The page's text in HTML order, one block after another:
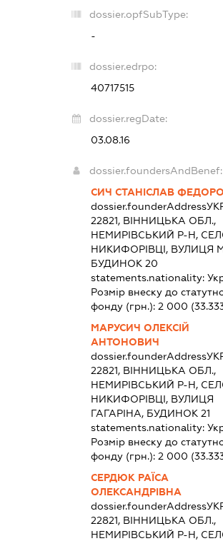
dossier.opfSubType:
-
dossier.edrpo:
40717515
dossier.regDate:
03.08.16
dossier.foundersAndBenef:
СИЧ СТАНІСЛАВ
dossier.founderAddress
22821, ВІННИЦЬКА ОБЛ.,
НЕМИРІВСЬКИЙ Р-Н,
НИКИФОРІВЦІ, ВУЛИЦЯ
БУДИНОК 20
statements.nationality:
Розмір внеску до
фонду (грн.): 2 000
МАРУСИЧ ОЛЕКСІЙ
АНТОНОВИЧ
dossier.founderAddress
22821, ВІННИЦЬКА ОБЛ.,
НЕМИРІВСЬКИЙ Р-Н,
НИКИФОРІВЦІ, ВУЛИЦЯ
ГАГАРІНА, БУДИНОК 21
statements.nationality:
Розмір внеску до
фонду (грн.): 2 000
СЕРДЮК РАЇСА
ОЛЕКСАНДРІВНА
dossier.founderAddress
22821, ВІННИЦЬКА ОБЛ.,
НЕМИРІВСЬКИЙ Р-Н,